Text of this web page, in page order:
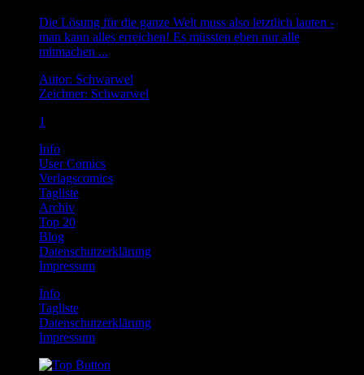
Die Lösung für die ganze Welt muss also letztlich lauten -
man kann alles erreichen! Es müssten eben nur alle
mitmachen ...
Autor: Schwarwel
Zeichner: Schwarwel
1
Info
User Comics
Verlagscomics
Tagliste
Archiv
Top 20
Blog
Datenschutzerklärung
Impressum
Info
Tagliste
Datenschutzerklärung
Impressum